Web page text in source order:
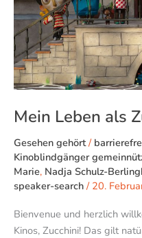
Mein Leben als
Gesehen gehört/
Kinoblindgänger
Marie, Nadja Schulz-
speaker-search / 20.
Bienvenue und herzlich
Kinos, Zucchini! Das gilt